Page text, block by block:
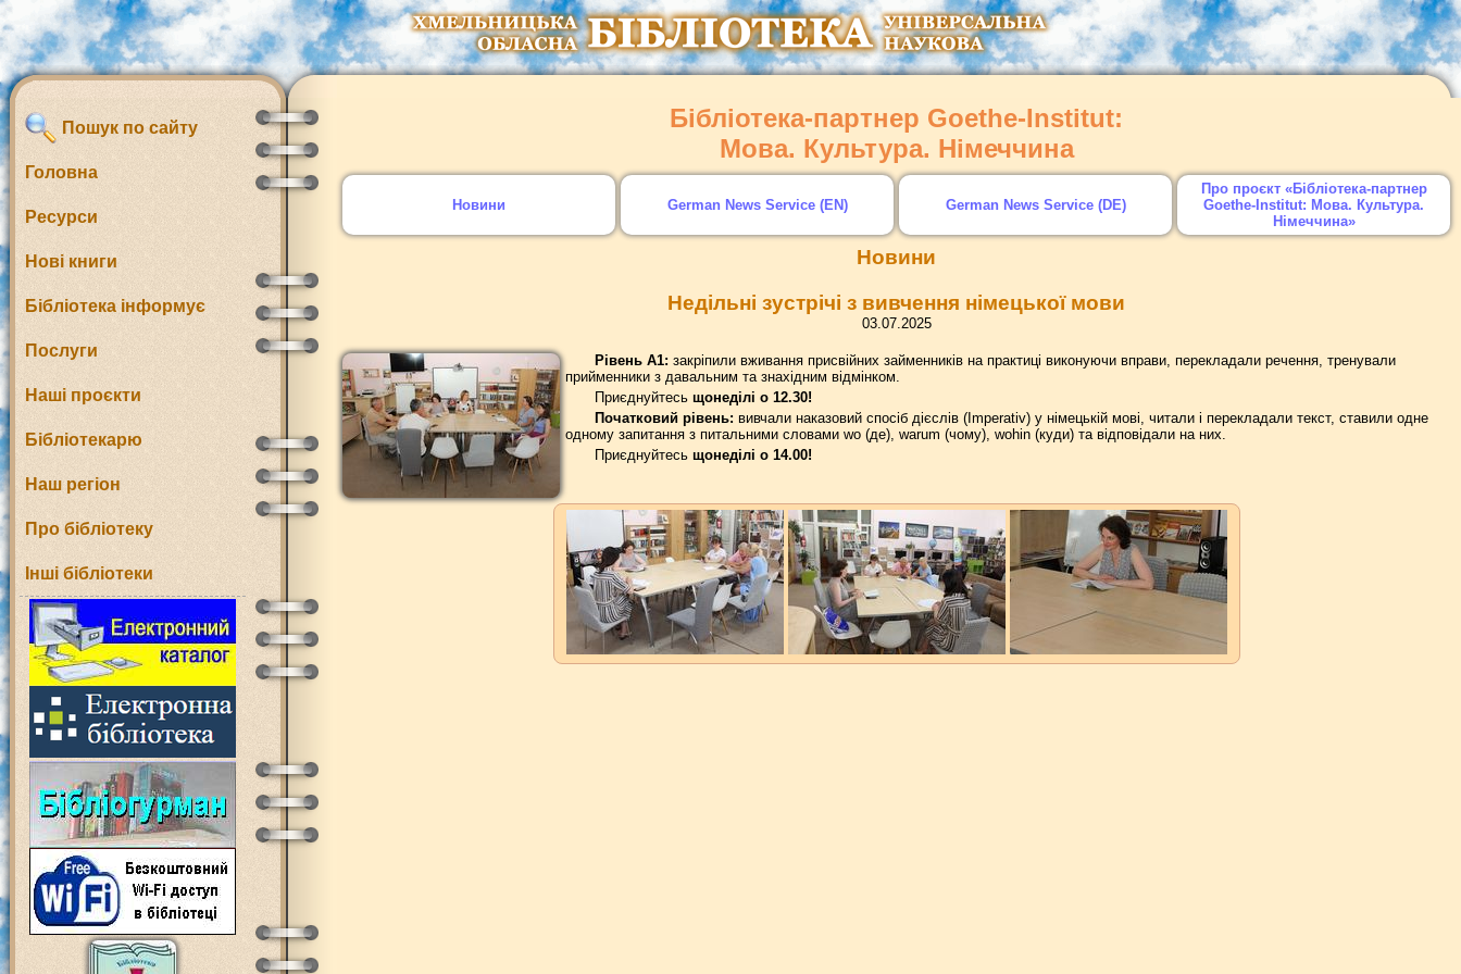
Пошук по сайту
Головна
Ресурси
Нові книги
Бібліотека інформує
Послуги
Наші проєкти
Бібліотекарю
Наш регіон
Про бібліотеку
Інші бібліотеки
Бібліотека-партнер Goethe-Institut:
Мова. Культура. Німеччина
Новини German News Service (EN) German News Service (DE)
Про проєкт «Бібліотека-партнер
Goethe-Institut: Мова. Культура.
Німеччина»
Новини
Недільні зустрічі з вивчення німецької мови
03.07.2025
Рівень А1: закріпили вживання присвійних займенників на практиці виконуючи вправи, перекладали речення, тренували
прийменники з давальним та знахідним відмінком.
Приєднуйтесь щонеділі о 12.30!
Початковий рівень: вивчали наказовий спосіб дієслів (Imperativ) у німецькій мові, читали і перекладали текст, ставили одне
одному запитання з питальними словами wo (де), warum (чому), wohin (куди) та відповідали на них.
Приєднуйтесь щонеділі о 14.00!